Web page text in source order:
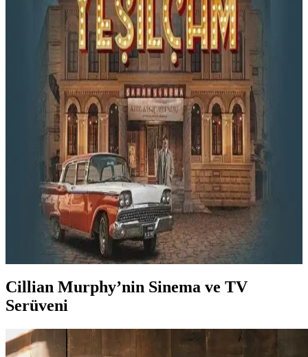
Güncel Frekans ve Dijital İzleme Rehberi
Yeşilçam filmlerini hangi kanallarda ve frekanslarda
izleyebileceğinizi, dijital platform seçeneklerini ve izleme ipuçlarını
detaylı şekilde öğrenin.
Yeşilçam Filmleri Nerede İzlenir? Türk Sinemasının
Altın Çağına Yolculuk Rehberi
Yeşilçam filmlerini ulusal televizyonlar ve dijital platformlarda nasıl
izleyebileceğinizi keşfedin. Türk sinemasının altın çağına dair
kapsamlı yayın rehberi ve izleme önerileri sunuluyor.
Yeşilçam TV Kanalları ve Dijital Platformlarda
Türk Sinemasının Altın Çağı Yayınları
Yeşilçam TV kanalları ve dijital platformlar, Türk sinemasının altın
çağından eserleri yüksek çözünürlükte ve reklamsız sunarak kültürel
mirası koruyor ve yeni nesillere aktarıyor.
Cillian Murphy’nin Sinema ve TV
Serüveni